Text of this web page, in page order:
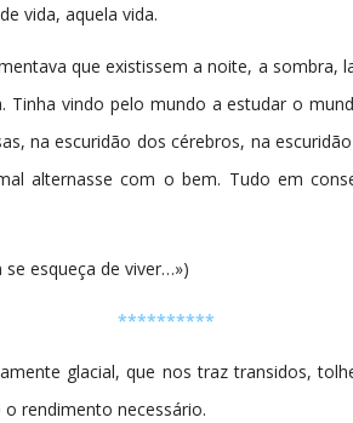
vida, aquela vida.
que existissem a noite, a sombra,
Tinha vindo pelo mundo a estudar o
na escuridão dos cérebros, na
alternasse com o bem. Tudo em
se esqueça de viver…»)
**********
glacial, que nos traz transidos,
rendimento necessário.